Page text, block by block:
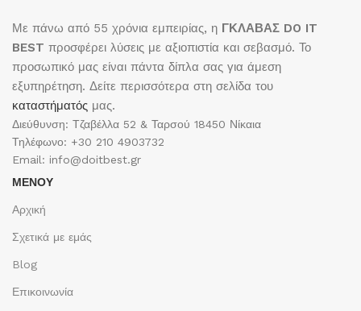
Με πάνω από 55 χρόνια εμπειρίας, η ΓΚΛΑΒΑΣ DO IT
BEST προσφέρει λύσεις με αξιοπιστία και σεβασμό. Το
προσωπικό μας είναι πάντα δίπλα σας για άμεση
εξυπηρέτηση. Δείτε περισσότερα στη σελίδα του
καταστήματός μας.
Διεύθυνση: Τζαβέλλα 52 & Ταρσού 18450 Νίκαια
Τηλέφωνο: +30 210 4903732
Email: info@doitbest.gr
ΜΕΝΟΥ
Αρχική
Σχετικά με εμάς
Blog
Επικοινωνία